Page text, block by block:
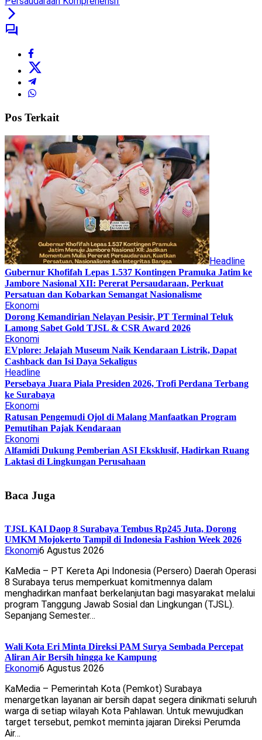
Pos Terkait
Headline
Gubernur Khofifah Lepas 1.537 Kontingen Pramuka Jatim ke
Jambore Nasional XII: Pererat Persaudaraan, Perkuat
Persatuan dan Kobarkan Semangat Nasionalisme
Ekonomi
Dorong Kemandirian Nelayan Pesisir, PT Terminal Teluk
Lamong Sabet Gold TJSL & CSR Award 2026
Ekonomi
EVplore: Jelajah Museum Naik Kendaraan Listrik, Dapat
Cashback dan Isi Daya Sekaligus
Headline
Persebaya Juara Piala Presiden 2026, Trofi Perdana Terbang
ke Surabaya
Ekonomi
Ratusan Pengemudi Ojol di Malang Manfaatkan Program
Pemutihan Pajak Kendaraan
Ekonomi
Alfamidi Dukung Pemberian ASI Eksklusif, Hadirkan Ruang
Laktasi di Lingkungan Perusahaan
Baca Juga
TJSL KAI Daop 8 Surabaya Tembus Rp245 Juta, Dorong
UMKM Mojokerto Tampil di Indonesia Fashion Week 2026
Ekonomi6 Agustus 2026
KaMedia – PT Kereta Api Indonesia (Persero) Daerah Operasi
8 Surabaya terus memperkuat komitmennya dalam
menghadirkan manfaat berkelanjutan bagi masyarakat melalui
program Tanggung Jawab Sosial dan Lingkungan (TJSL).
Sepanjang Semester…
Wali Kota Eri Minta Direksi PAM Surya Sembada Percepat
Aliran Air Bersih hingga ke Kampung
Ekonomi6 Agustus 2026
KaMedia – Pemerintah Kota (Pemkot) Surabaya
menargetkan layanan air bersih dapat segera dinikmati seluruh
warga di setiap wilayah Kota Pahlawan. Untuk mewujudkan
target tersebut, pemkot meminta jajaran Direksi Perumda
Air…